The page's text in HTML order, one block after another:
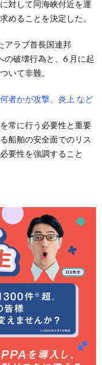
対して同海峡付近を運
めることを決定した。
アラブ首長国連邦
の破壊行為と、6 月に起
いて非難。
者かが攻撃、炎上 など
常に行う必要性と重要
船舶の安全面でのリス
要性を強調すること